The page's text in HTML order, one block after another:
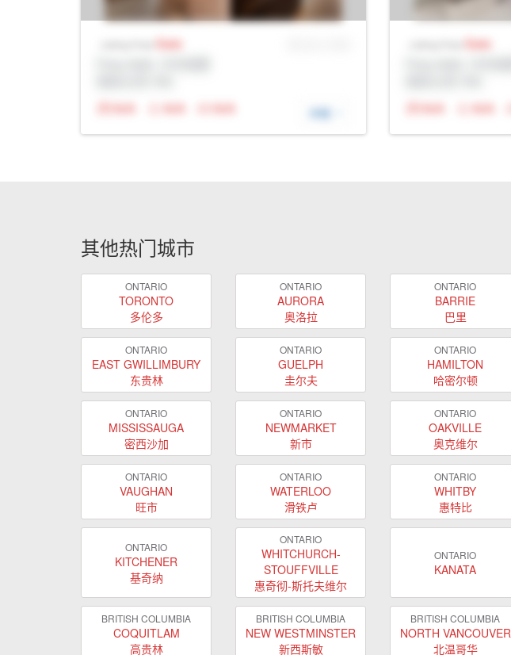
Sale
N/A
N/A N/A 详细
Sale
N/A
N/A
其他热门城市
ONTARIO
TORONTO
多伦多
ONTARIO
AURORA
奥洛拉
ONTARIO
BARRIE
巴里
ONTARIO
EAST GWILLIMBURY
东贵林
ONTARIO
GUELPH
圭尔夫
ONTARIO
HAMILTON
哈密尔顿
ONTARIO
MISSISSAUGA
密西沙加
ONTARIO
NEWMARKET
新市
ONTARIO
OAKVILLE
奥克维尔
ONTARIO
VAUGHAN
旺市
ONTARIO
WATERLOO
滑铁卢
ONTARIO
WHITBY
惠特比
ONTARIO
KITCHENER
基奇纳
ONTARIO
WHITCHURCH-
STOUFFVILLE
惠奇彻-斯托夫维尔
ONTARIO
KANATA
BRITISH COLUMBIA
COQUITLAM
高贵林
BRITISH COLUMBIA
NEW WESTMINSTER
新西斯敏
BRITISH COLUMBIA
NORTH VANCOUVER
北温哥华